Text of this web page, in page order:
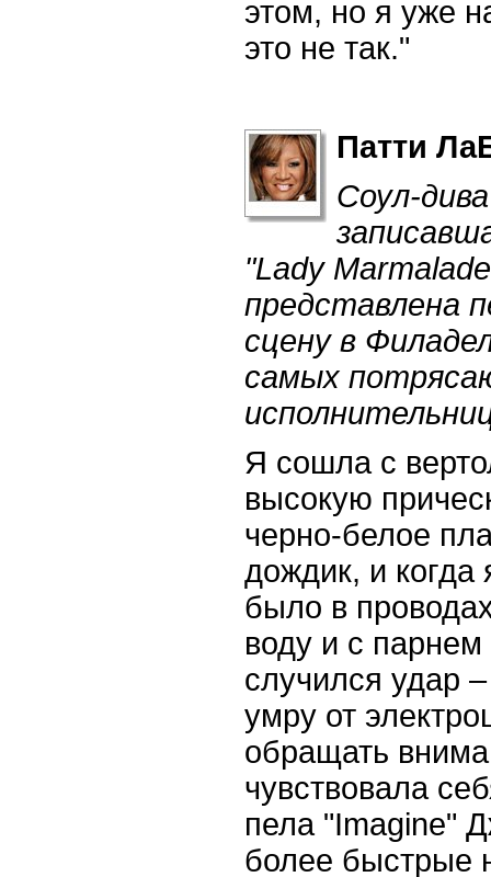
этом, но я уже
это не так."
Патти
Соул-
"Lady Marmalade
представлена
сцену в
самых
Я сошла с
высокую
черно-белое
дождик, и
было в
воду и с
случился удар
умру от
обращать
чувствовала
пела "Imagine"
более быстрые